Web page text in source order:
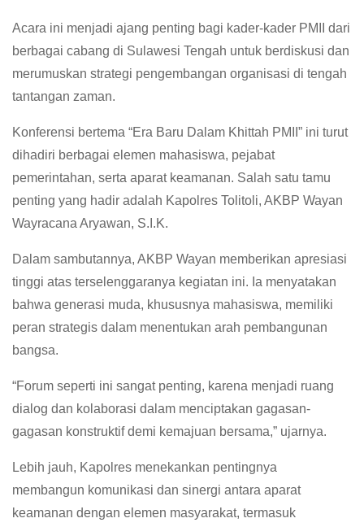
Acara ini menjadi ajang penting bagi kader-kader PMII dari
berbagai cabang di Sulawesi Tengah untuk berdiskusi dan
merumuskan strategi pengembangan organisasi di tengah
tantangan zaman.
Konferensi bertema “Era Baru Dalam Khittah PMII” ini turut
dihadiri berbagai elemen mahasiswa, pejabat
pemerintahan, serta aparat keamanan. Salah satu tamu
penting yang hadir adalah Kapolres Tolitoli, AKBP Wayan
Wayracana Aryawan, S.I.K.
Dalam sambutannya, AKBP Wayan memberikan apresiasi
tinggi atas terselenggaranya kegiatan ini. Ia menyatakan
bahwa generasi muda, khususnya mahasiswa, memiliki
peran strategis dalam menentukan arah pembangunan
bangsa.
“Forum seperti ini sangat penting, karena menjadi ruang
dialog dan kolaborasi dalam menciptakan gagasan-
gagasan konstruktif demi kemajuan bersama,” ujarnya.
Lebih jauh, Kapolres menekankan pentingnya
membangun komunikasi dan sinergi antara aparat
keamanan dengan elemen masyarakat, termasuk